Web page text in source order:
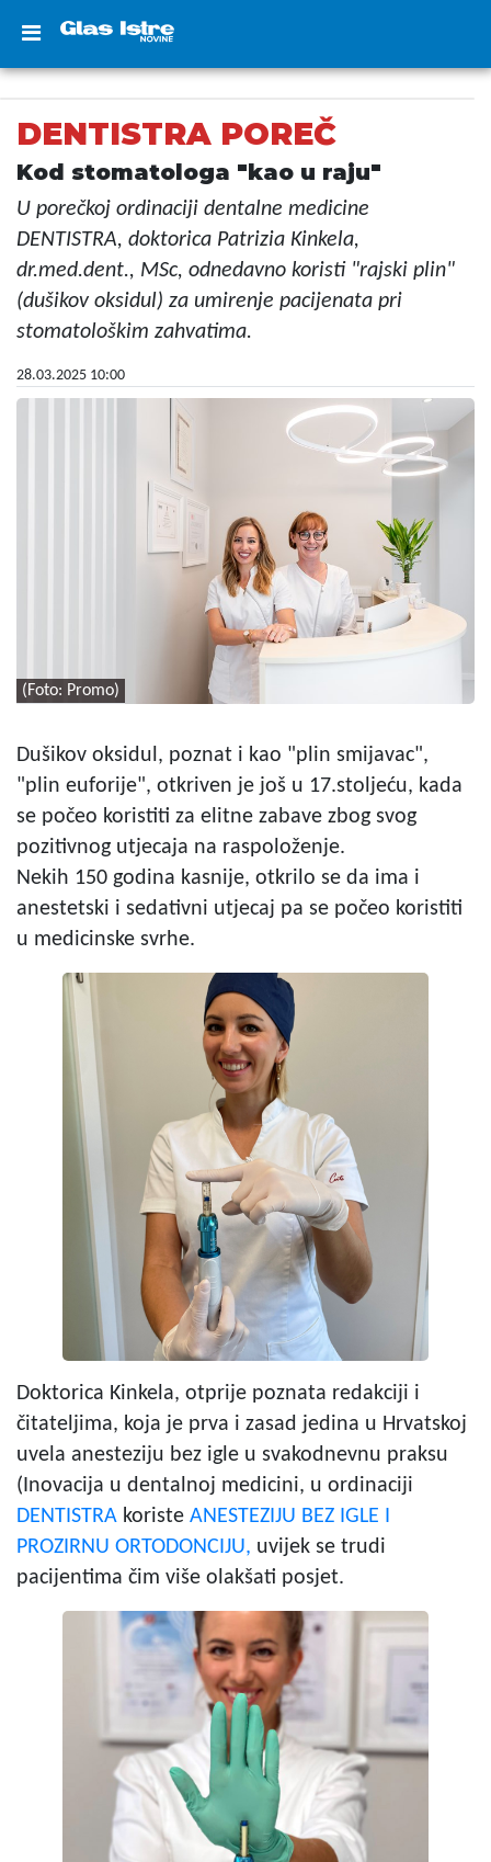
DENTISTRA POREČ
Kod stomatologa "kao u raju"
U porečkoj ordinaciji dentalne medicine
DENTISTRA, doktorica Patrizia Kinkela,
dr.med.dent., MSc, odnedavno koristi "rajski plin"
(dušikov oksidul) za umirenje pacijenata pri
stomatološkim zahvatima.
28.03.2025 10:00
(Foto: Promo)
Dušikov oksidul, poznat i kao "plin smijavac",
"plin euforije", otkriven je još u 17.stoljeću, kada
se počeo koristiti za elitne zabave zbog svog
pozitivnog utjecaja na raspoloženje.
Nekih 150 godina kasnije, otkrilo se da ima i
anestetski i sedativni utjecaj pa se počeo koristiti
u medicinske svrhe.
Doktorica Kinkela, otprije poznata redakciji i
čitateljima, koja je prva i zasad jedina u Hrvatskoj
uvela anesteziju bez igle u svakodnevnu praksu
(Inovacija u dentalnoj medicini, u ordinaciji
DENTISTRA koriste ANESTEZIJU BEZ IGLE I
PROZIRNU ORTODONCIJU, uvijek se trudi
pacijentima čim više olakšati posjet.